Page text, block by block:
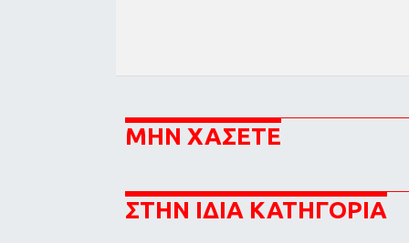
ΜΗΝ ΧΑΣΕΤΕ
ΣΤΗΝ ΙΔΙΑ ΚΑΤΗΓΟΡΙΑ